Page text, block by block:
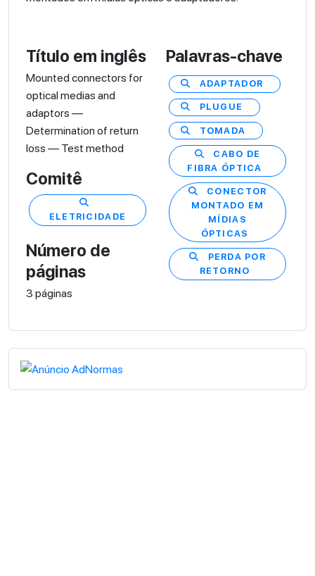
Título em inglês
Mounted connectors for
optical medias and
adaptors —
Determination of return
loss — Test method
Comitê
ELETRICIDADE
Número de
páginas
3 páginas
Palavras-chave
ADAPTADOR
PLUGUE
TOMADA
CABO DE
FIBRA ÓPTICA
CONECTOR
MONTADO EM
MÍDIAS
ÓPTICAS
PERDA POR
RETORNO